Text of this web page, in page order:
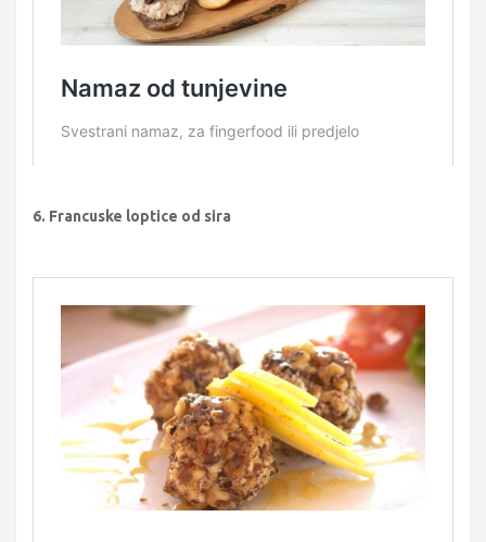
6. Francuske loptice od sira